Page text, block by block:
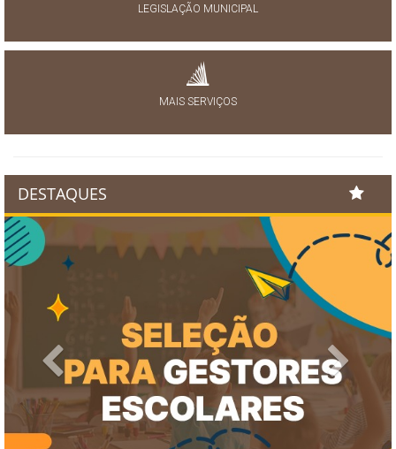
LEGISLAÇÃO MUNICIPAL
MAIS SERVIÇOS
DESTAQUES
Previous Next